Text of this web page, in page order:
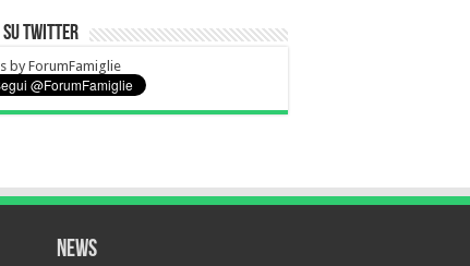
su Twitter
by ForumFamiglie
News